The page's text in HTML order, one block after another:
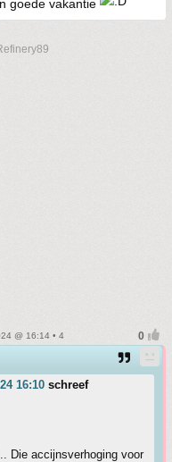
goede vakantie
@ 16:14 • 4
16:10 schreef
Die accijnsverhoging voor